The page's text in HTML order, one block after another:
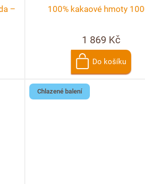
–
100% kakaové hmoty
1 869 Kč
Do košíku
Chlazené balení